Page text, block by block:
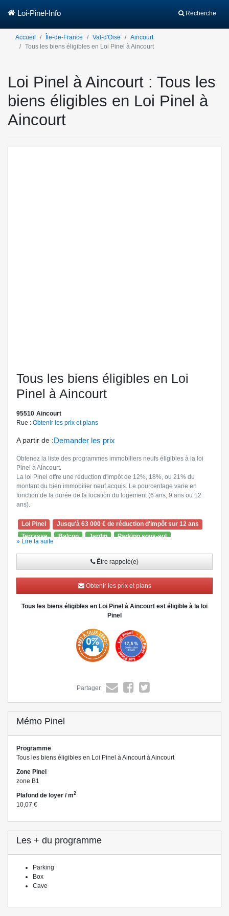
Recherche
Loi-Pinel-Info
Accueil Île-de-France Val-d'Oise
Aincourt
Tous les biens éligibles en Loi Pinel à Aincourt
Loi Pinel à Aincourt : Tous les
biens éligibles en Loi Pinel à
Aincourt
Tous les biens éligibles en Loi
Pinel à Aincourt
95510 Aincourt
Rue : Obtenir les prix et plans
A partir de :Demander les prix
Obtenez la liste des programmes immobiliers neufs éligibles à la loi
Pinel à Aincourt.
La loi Pinel offre une réduction d'impôt de 12%, 18%, ou 21% du
montant du bien immobilier neuf acquis. Le pourcentage varie en
fonction de la durée de la location du logement (6 ans, 9 ans ou 12
ans).
Loi Pinel
Jusqu'à 63 000 € de réduction d'impôt sur 12 ans
Terrasse
Balcon Jardin
Parking sous-sol
» Lire la suite
Être rappelé(e)
Obtenir les prix et plans
Tous les biens éligibles en Loi Pinel à Aincourt est éligible à la loi
Pinel
Partager
Mémo Pinel
Programme
Tous les biens éligibles en Loi Pinel à Aincourt à Aincourt
Zone Pinel
zone B1
Plafond de loyer / m2
10,07 €
Les + du programme
Parking
Box
Cave